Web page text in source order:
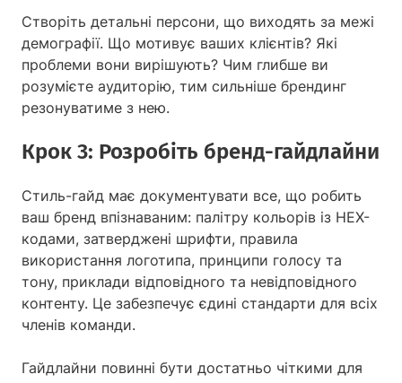
Створіть детальні персони, що виходять за межі
демографії. Що мотивує ваших клієнтів? Які
проблеми вони вирішують? Чим глибше ви
розумієте аудиторію, тим сильніше брендинг
резонуватиме з нею.
Крок 3: Розробіть бренд-гайдлайни
Стиль-гайд має документувати все, що робить
ваш бренд впізнаваним: палітру кольорів із HEX-
кодами, затверджені шрифти, правила
використання логотипа, принципи голосу та
тону, приклади відповідного та невідповідного
контенту. Це забезпечує єдині стандарти для всіх
членів команди.
Гайдлайни повинні бути достатньо чіткими для